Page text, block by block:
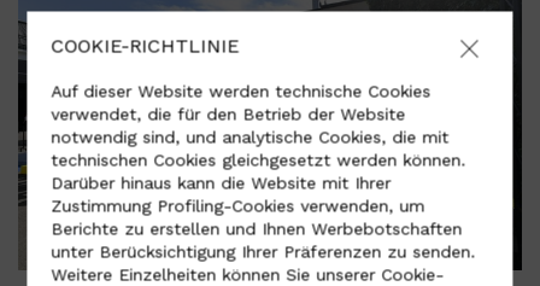
COOKIE-RICHTLINIE
Auf dieser Website werden technische Cookies
verwendet, die für den Betrieb der Website
notwendig sind, und analytische Cookies, die mit
technischen Cookies gleichgesetzt werden können.
Darüber hinaus kann die Website mit Ihrer
Zustimmung Profiling-Cookies verwenden, um
Berichte zu erstellen und Ihnen Werbebotschaften
unter Berücksichtigung Ihrer Präferenzen zu senden.
Weitere Einzelheiten können Sie unserer Cookie-